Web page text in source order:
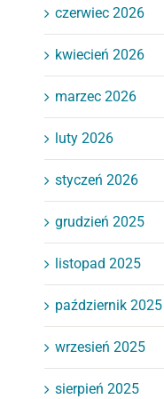
czerwiec 2026
kwiecień 2026
marzec 2026
luty 2026
styczeń 2026
grudzień 2025
listopad 2025
październik 2025
wrzesień 2025
sierpień 2025